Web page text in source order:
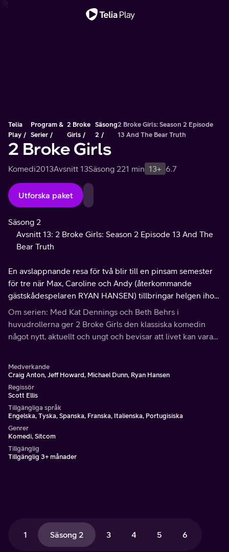
Telia
Play
Program &
Serier
2 Broke
Girls
Säsong
2
2 Broke Girls: Season 2 Episode
13 And The Bear Truth
2 Broke Girls
Komedi2013Avsnitt 13Säsong 221 min 13+ 6.7
Utforska paket
Säsong 2
Avsnitt 13: 2 Broke Girls: Season 2 Episode 13 And The
Bear Truth
En avslappnande resa för två blir till en pinsam semester
för tre när Max, Caroline och Andy (återkommande
gästskådespelaren RYAN HANSEN) tillbringar helgen ihop
i en stuga i skogen.
Om serien: Med Kat Dennings och Beth Behrs i
huvudrollerna ger 2 Broke Girls den klassiska komedin
något nytt, aktuellt och ungt och bevisar att livet kan vara
Medverkande
Craig Anton, Jeff Howard, Michael Dunn, Ryan Hansen
Regissör
Scott Ellis
Tillgängliga språk
Engelska, Tyska, Spanska, Franska, Italienska, Portugisiska
Genrer
Komedi, Sitcom
Tillgänglig
Tillgänglig 3+ månader
1 Säsong 2 3 4 5 6